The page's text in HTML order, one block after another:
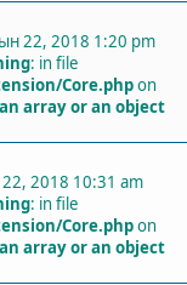
22, 2018 1:20 pm
: in file
Core.phpon
array or an object
2018 10:31 am
: in file
Core.phpon
array or an object